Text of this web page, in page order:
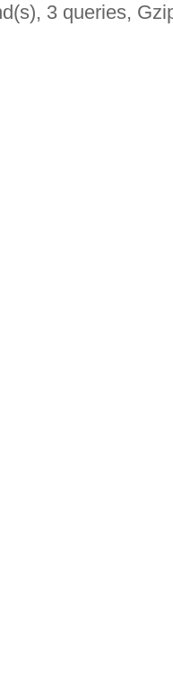
3 queries,